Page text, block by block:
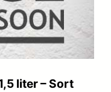
liter – Sort